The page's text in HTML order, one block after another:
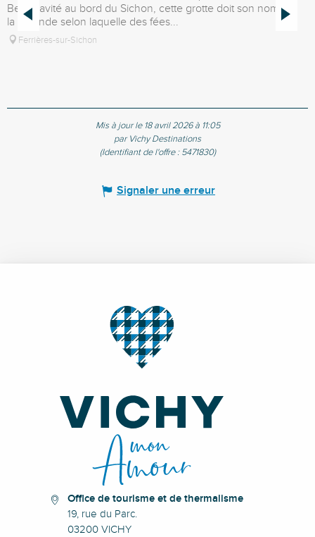
Belle cavité au bord du Sichon, cette grotte doit son nom à
la légende selon laquelle des fées...
Ferrières-sur-Sichon
Mis à jour le 18 avril 2026 à 11:05
par Vichy Destinations
(Identifiant de l'offre : 5471830)
Signaler une erreur
Office de tourisme et de thermalisme
19, rue du Parc.
03200 VICHY